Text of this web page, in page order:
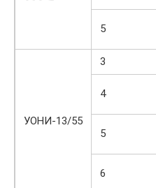
5
УОНИ-13/55
3
4
5
6